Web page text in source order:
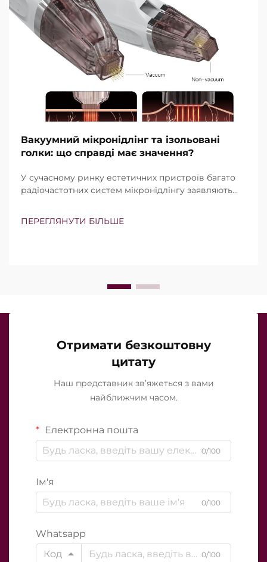
Вакуумний мікронідлінг та ізольовані
голки: що справді має значення?
У сучасному ринку естетичних пристроїв багато
радіочастотних систем мікронідлінгу заявляють
в тому, чи існують ці функції, а в тому, наскільки
ПЕРЕГЛЯНУТИ БІЛЬШЕ
Отримати безкоштовну
цитату
Наш представник зв’яжеться з вами
найближчим часом.
Електронна пошта
0/100
Ім'я
0/100
Whatsapp
Код
0/100